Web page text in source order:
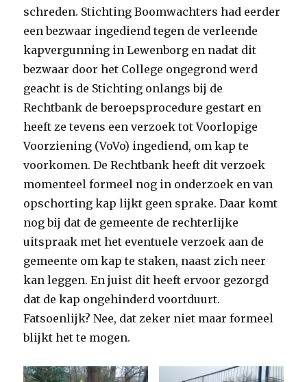
schreden. Stichting Boomwachters had eerder
een bezwaar ingediend tegen de verleende
kapvergunning in Lewenborg en nadat dit
bezwaar door het College ongegrond werd
geacht is de Stichting onlangs bij de
Rechtbank de beroepsprocedure gestart en
heeft ze tevens een verzoek tot Voorlopige
Voorziening (VoVo) ingediend, om kap te
voorkomen. De Rechtbank heeft dit verzoek
momenteel formeel nog in onderzoek en van
opschorting kap lijkt geen sprake. Daar komt
nog bij dat de gemeente de rechterlijke
uitspraak met het eventuele verzoek aan de
gemeente om kap te staken, naast zich neer
kan leggen. En juist dit heeft ervoor gezorgd
dat de kap ongehinderd voortduurt.
Fatsoenlijk? Nee, dat zeker niet maar formeel
blijkt het te mogen.